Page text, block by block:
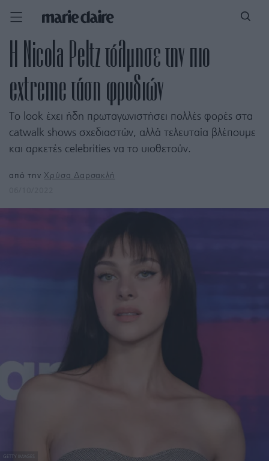
Η Nicola Peltz τόλμησε την πιο
extreme τάση φρυδιών
Το look έχει ήδη πρωταγωνιστήσει πολλές φορές στα
catwalk shows σχεδιαστών, αλλά τελευταία βλέπουμε
και αρκετές celebrities να το υιοθετούν.
από τηνΧρύσα Δαρσακλή
GETTY IMAGES